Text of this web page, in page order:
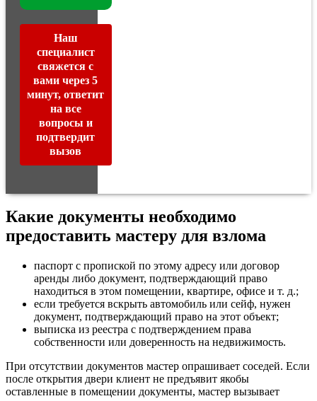
Наш
специалист
свяжется с
вами через 5
минут, ответит
на все
вопросы и
подтвердит
вызов
Какие документы необходимо
предоставить мастеру для взлома
паспорт с пропиской по этому адресу или договор
аренды либо документ, подтверждающий право
находиться в этом помещении, квартире, офисе и т. д.;
если требуется вскрыть автомобиль или сейф, нужен
документ, подтверждающий право на этот объект;
выписка из реестра с подтверждением права
собственности или доверенность на недвижимость.
При отсутствии документов мастер опрашивает соседей. Если
после открытия двери клиент не предъявит якобы
оставленные в помещении документы, мастер вызывает